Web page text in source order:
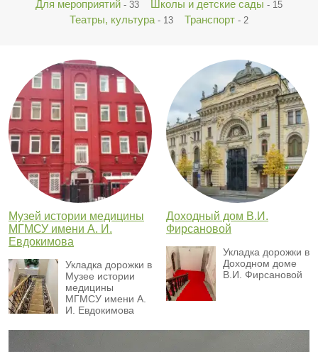
Для мероприятий - 33 Школы и детские сады - 15
Театры, культура - 13 Транспорт - 2
Музей истории медицины
МГМСУ имени А. И.
Евдокимова
Укладка дорожки в
Музее истории
медицины
МГМСУ имени А.
И. Евдокимова
Доходный дом В.И.
Фирсановой
Укладка дорожки в
Доходном доме
В.И. Фирсановой